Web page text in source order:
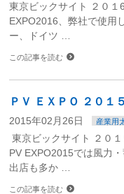
東京ビックサイト ２０
EXPO2016、弊社で使用
ー、ドイツ …
この記事を読む
ＰＶ ＥＸＰＯ ２０１
2015年02月26日 産業用
東京ビックサイト ２０
PV EXPO2015では風力
出店も多か …
この記事を読む